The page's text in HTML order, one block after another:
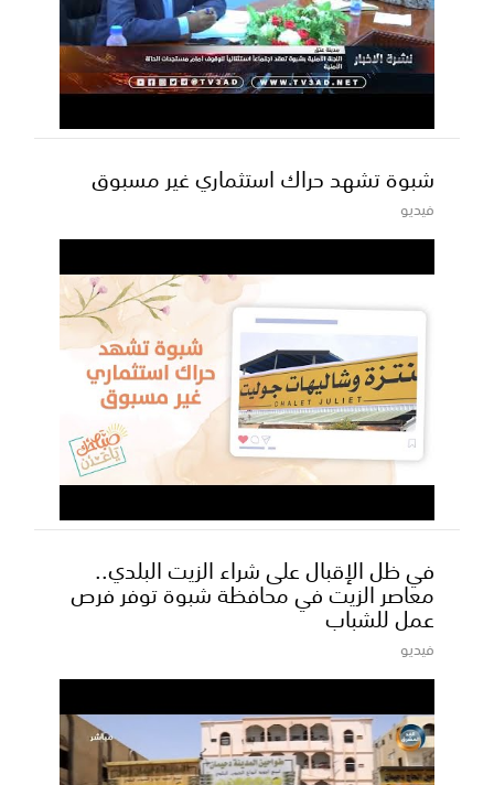
شبوة تشهد حراك استثماري غير مسبوق
فيديو
في ظل الإقبال على شراء الزيت البلدي..
معاصر الزيت في محافظة شبوة توفر فرص
عمل للشباب
فيديو